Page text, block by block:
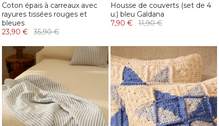
Coton épais à carreaux avec
rayures tissées rouges et
bleues
23,90 €
35,90 €
Housse de couverts (set de 4
u.) bleu Galdana
7,90 €
11,90 €